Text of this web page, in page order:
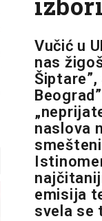
Vučić u
nas
naslova
emisija
svela se